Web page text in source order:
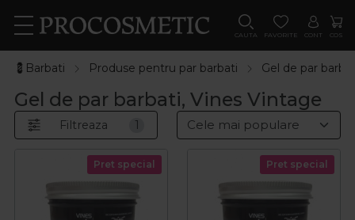
CAUTA FAVORITE CONT COS
💈Barbati Produse pentru par barbati Gel de par
Gel de par barbati, Vines Vintage
Filtreaza 1
Pret special Pret special